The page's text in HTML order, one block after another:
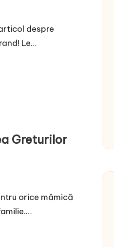
despre
Le…
Greturilor
orice mămică